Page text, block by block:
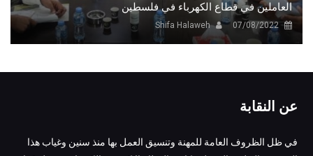
العاملين في قطاع الكهرباء في فلسطين
07/08/2022
Shifa Halaweh
عن النقابة
في ظل الظروف العامة للمهنة وتنسيق العمل بها منذ سنين وغياب هذا